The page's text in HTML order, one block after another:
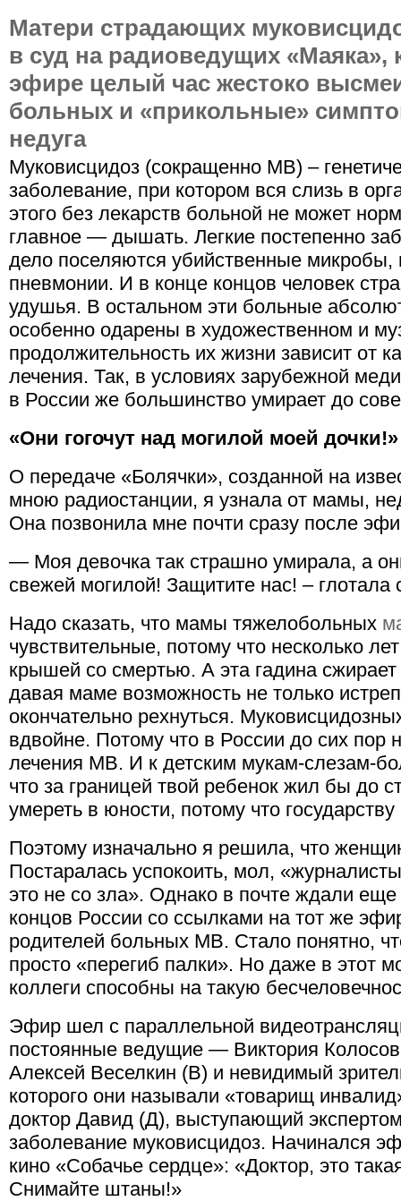
Матери страдающих
в суд на радиоведущих
эфире целый час жестоко
больных и «прикольные»
недуга
Муковисцидоз (сокращенно МВ) –
заболевание, при котором вся слизь в
этого без лекарств больной не может
главное — дышать. Легкие постепенно
дело поселяются убийственные
пневмонии. И в конце концов человек
удушья. В остальном эти больные
особенно одарены в художественном и
продолжительность их жизни зависит от
лечения. Так, в условиях зарубежной
в России же большинство умирает до
«Они гогочут над могилой моей дочки!»
О передаче «Болячки», созданной на
мною радиостанции, я узнала от мамы,
Она позвонила мне почти сразу после
— Моя девочка так страшно умирала, а
свежей могилой! Защитите нас! –
Надо сказать, что мамы тяжелобольных
чувствительные, потому что несколько
крышей со смертью. А эта гадина
давая маме возможность не только
окончательно рехнуться.
вдвойне. Потому что в России до сих пор
лечения МВ. И к детским мукам-слезам-
что за границей твой ребенок жил бы до
умереть в юности, потому что
Поэтому изначально я решила, что
Постаралась успокоить, мол,
это не со зла». Однако в почте ждали
концов России со ссылками на тот же
родителей больных МВ. Стало понятно,
просто «перегиб палки». Но даже в этот
коллеги способны на такую
Эфир шел с параллельной
постоянные ведущие — Виктория
Алексей Веселкин (В) и невидимый
которого они называли «товарищ
доктор Давид (Д), выступающий
заболевание муковисцидоз. Начинался
кино «Собачье сердце»: «Доктор, это
Снимайте штаны!»